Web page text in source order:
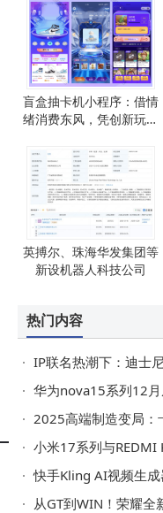
盲盒抽卡机小程序：借情
绪消费东风，凭创新玩法
英搏尔、珠海华发集团等
新设机器人科技公司
热门内容
IP联名热潮下：迪士尼年入620亿
华为nova15系列12月底将至！三
2025高端制造变局：卡萨帝、西
小米17系列与REDMI K90系列销
快手Kling AI视频生成器登场，与
从GT到WIN！荣耀全新旗舰系列